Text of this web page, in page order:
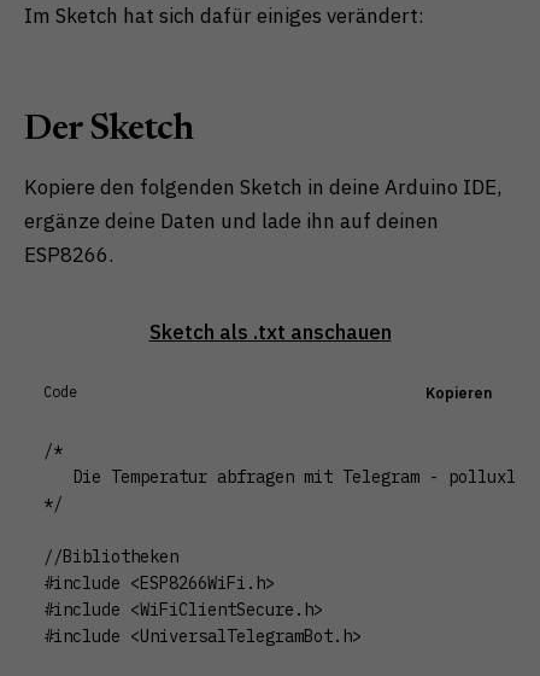
Im Sketch hat sich dafür einiges verändert:
Der Sketch
Kopiere den folgenden Sketch in deine Arduino IDE,
ergänze deine Daten und lade ihn auf deinen
ESP8266.
Sketch als .txt anschauen
Code Kopieren
/*
Die Temperatur abfragen mit Telegram -
*/
//Bibliotheken
#include <ESP8266WiFi.h>
#include <WiFiClientSecure.h>
#include <UniversalTelegramBot.h>